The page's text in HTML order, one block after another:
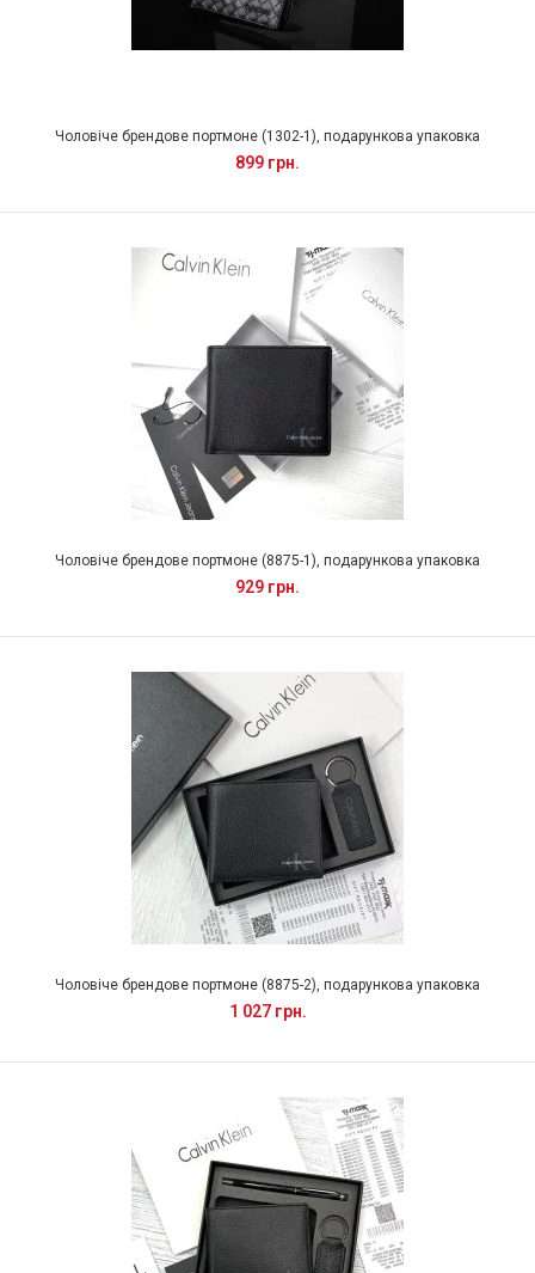
Чоловіче брендове портмоне (1302-1), подарункова упаковка
899 грн.
Чоловіче брендове портмоне (8875-1), подарункова упаковка
929 грн.
Чоловіче брендове портмоне (8875-2), подарункова упаковка
1 027 грн.